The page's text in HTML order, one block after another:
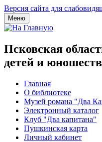
Версия сайта для
Меню
Псковская
детей и
Главная
О библиотеке
Музей романа "Два
Электронный каталог
Клуб "Два капитана"
Пушкинская карта
Личный кабинет